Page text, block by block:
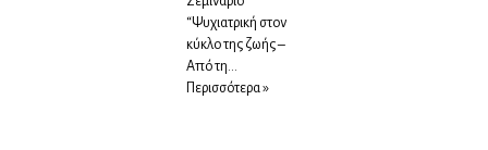
“Ψυχιατρική στον
κύκλο της ζωής –
Από τη...
Περισσότερα »